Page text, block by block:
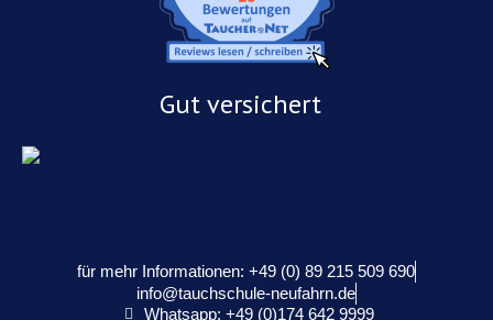
Gut versichert
für mehr Informationen: +49 (0) 89 215 509 690
info@tauchschule-neufahrn.de
Whatsapp: +49 (0)174 642 9999